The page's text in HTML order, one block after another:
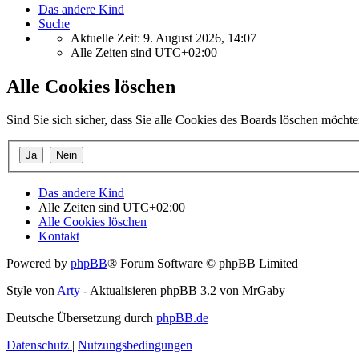
Das andere Kind
Suche
Aktuelle Zeit: 9. August 2026, 14:07
Alle Zeiten sind UTC+02:00
Alle Cookies löschen
Sind Sie sich sicher, dass Sie alle Cookies des Boards löschen
Das andere Kind
Alle Zeiten sind UTC+02:00
Alle Cookies löschen
Kontakt
Powered by phpBB® Forum Software © phpBB Limited
Style von Arty - Aktualisieren phpBB 3.2 von MrGaby
Deutsche Übersetzung durch phpBB.de
Datenschutz | Nutzungsbedingungen